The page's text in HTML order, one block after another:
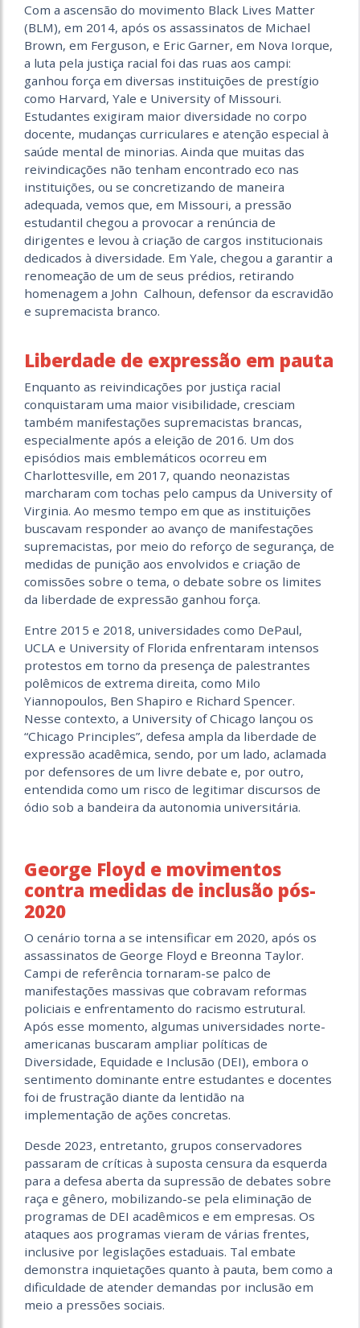
Com a ascensão do movimento Black Lives Matter
(BLM), em 2014, após os assassinatos de Michael
Brown, em Ferguson, e Eric Garner, em Nova Iorque,
a luta pela justiça racial foi das ruas aos campi:
ganhou força em diversas instituições de prestígio
como Harvard, Yale e University of Missouri.
Estudantes exigiram maior diversidade no corpo
docente, mudanças curriculares e atenção especial à
saúde mental de minorias. Ainda que muitas das
reivindicações não tenham encontrado eco nas
instituições, ou se concretizando de maneira
adequada, vemos que, em Missouri, a pressão
estudantil chegou a provocar a renúncia de
dirigentes e levou à criação de cargos institucionais
dedicados à diversidade. Em Yale, chegou a garantir a
renomeação de um de seus prédios, retirando
homenagem a John Calhoun, defensor da escravidão
e supremacista branco.
Liberdade de expressão em pauta
Enquanto as reivindicações por justiça racial
conquistaram uma maior visibilidade, cresciam
também manifestações supremacistas brancas,
especialmente após a eleição de 2016. Um dos
episódios mais emblemáticos ocorreu em
Charlottesville, em 2017, quando neonazistas
marcharam com tochas pelo campus da University of
Virginia. Ao mesmo tempo em que as instituições
buscavam responder ao avanço de manifestações
supremacistas, por meio do reforço de segurança, de
medidas de punição aos envolvidos e criação de
comissões sobre o tema, o debate sobre os limites
da liberdade de expressão ganhou força.
Entre 2015 e 2018, universidades como DePaul,
UCLA e University of Florida enfrentaram intensos
protestos em torno da presença de palestrantes
polêmicos de extrema direita, como Milo
Yiannopoulos, Ben Shapiro e Richard Spencer.
Nesse contexto, a University of Chicago lançou os
“Chicago Principles”, defesa ampla da liberdade de
expressão acadêmica, sendo, por um lado, aclamada
por defensores de um livre debate e, por outro,
entendida como um risco de legitimar discursos de
ódio sob a bandeira da autonomia universitária.
George Floyd e movimentos
contra medidas de inclusão pós-
2020
O cenário torna a se intensificar em 2020, após os
assassinatos de George Floyd e Breonna Taylor.
Campi de referência tornaram-se palco de
manifestações massivas que cobravam reformas
policiais e enfrentamento do racismo estrutural.
Após esse momento, algumas universidades norte-
americanas buscaram ampliar políticas de
Diversidade, Equidade e Inclusão (DEI), embora o
sentimento dominante entre estudantes e docentes
foi de frustração diante da lentidão na
implementação de ações concretas.
Desde 2023, entretanto, grupos conservadores
passaram de críticas à suposta censura da esquerda
para a defesa aberta da supressão de debates sobre
raça e gênero, mobilizando-se pela eliminação de
programas de DEI acadêmicos e em empresas. Os
ataques aos programas vieram de várias frentes,
inclusive por legislações estaduais. Tal embate
demonstra inquietações quanto à pauta, bem como a
dificuldade de atender demandas por inclusão em
meio a pressões sociais.